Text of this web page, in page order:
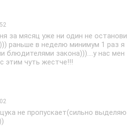
за мясяц уже ни один не останови
раньше в неделю минимум 1 раз я
блюдителями закона)))....у нас мен
этим чуть жестче!!!
не пропускает(сильно выделяю